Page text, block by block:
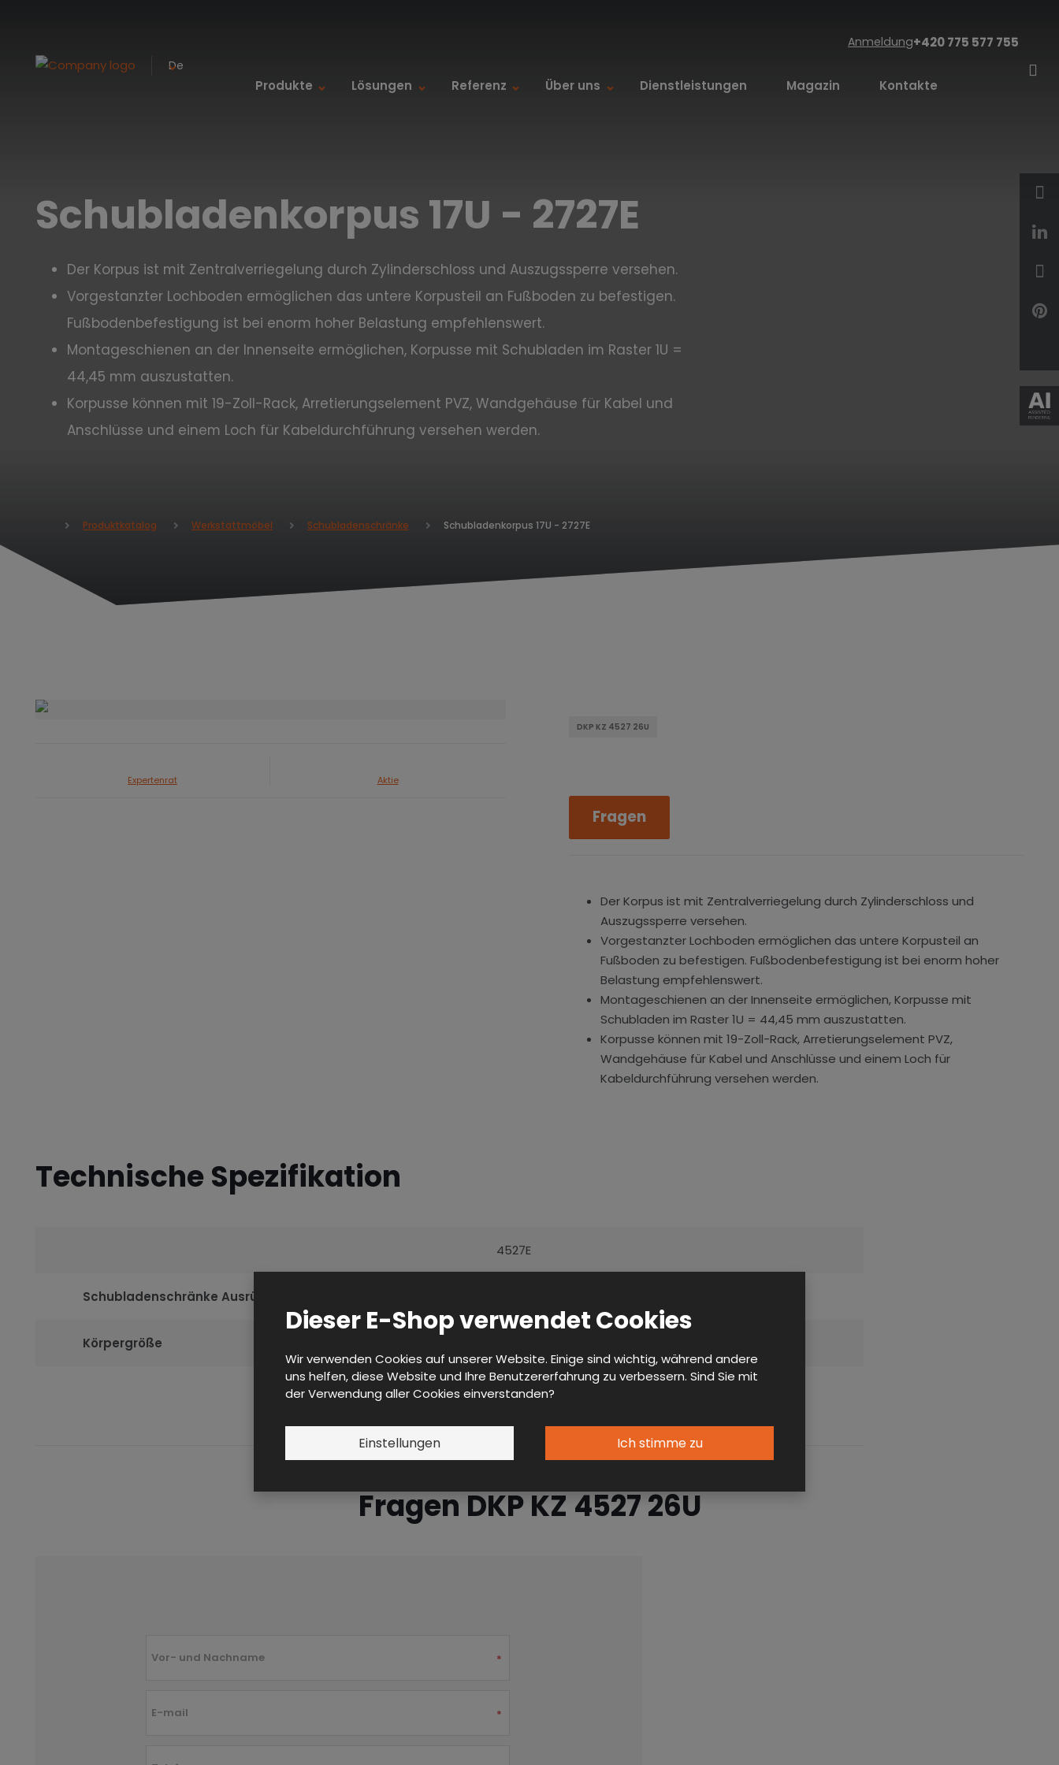
Dieser E-Shop verwendet Cookies
Wir verwenden Cookies auf unserer Website. Einige sind wichtig, während andere
uns helfen, diese Website und Ihre Benutzererfahrung zu verbessern. Sind Sie mit
der Verwendung aller Cookies einverstanden?
Einstellungen Ich stimme zu
+420 775 577 755
Anmeldung
De
Produkte Lösungen Referenz Über uns Dienstleistungen Magazin Kontakte
Schubladenkorpus 17U - 2727E
Der Korpus ist mit Zentralverriegelung durch Zylinderschloss und Auszugssperre versehen.
Vorgestanzter Lochboden ermöglichen das untere Korpusteil an Fußboden zu befestigen.
Fußbodenbefestigung ist bei enorm hoher Belastung empfehlenswert.
Montageschienen an der Innenseite ermöglichen, Korpusse mit Schubladen im Raster 1U =
44,45 mm auszustatten.
Korpusse können mit 19-Zoll-Rack, Arretierungselement PVZ, Wandgehäuse für Kabel und
Anschlüsse und einem Loch für Kabeldurchführung versehen werden.
m
Produktkatalog Werkstattmöbel Schubladenschränke Schubladenkorpus 17U - 2727E
Expertenrat Aktie
DKP KZ 4527 26U
Fragen
Der Korpus ist mit Zentralverriegelung durch Zylinderschloss und
Auszugssperre versehen.
Vorgestanzter Lochboden ermöglichen das untere Korpusteil an
Fußboden zu befestigen. Fußbodenbefestigung ist bei enorm hoher
Belastung empfehlenswert.
Montageschienen an der Innenseite ermöglichen, Korpusse mit
Schubladen im Raster 1U = 44,45 mm auszustatten.
Korpusse können mit 19-Zoll-Rack, Arretierungselement PVZ,
Wandgehäuse für Kabel und Anschlüsse und einem Loch für
Kabeldurchführung versehen werden.
Technische Spezifikation
4527E
Schubladenschränke Ausrüstung
Körpergröße
Fragen DKP KZ 4527 26U
Vor- und Nachname *
E-mail *